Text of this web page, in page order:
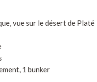
vue sur le désert de Platé
1 bunker